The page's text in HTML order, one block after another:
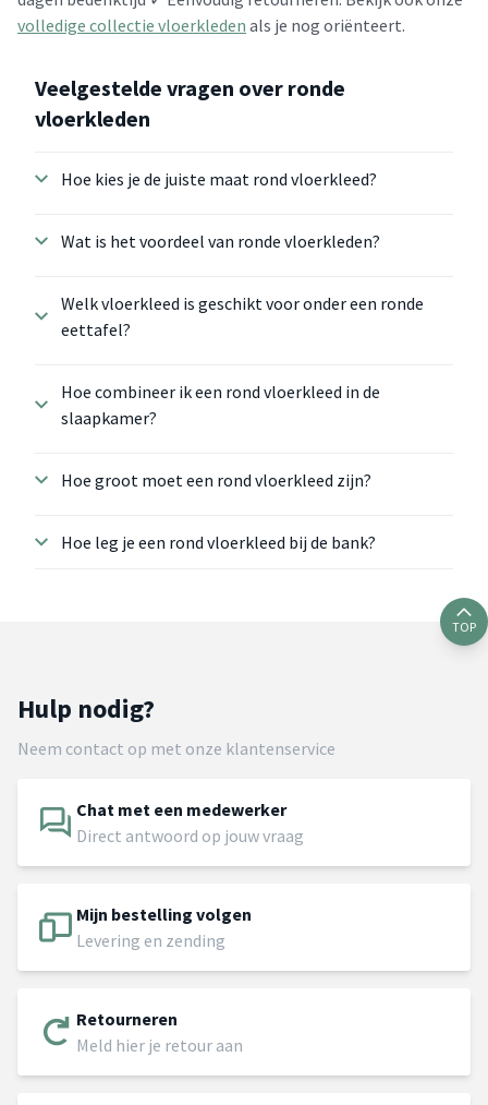
volledige collectie vloerkleden als je nog oriënteert.
Veelgestelde vragen over ronde
vloerkleden
Hoe kies je de juiste maat rond vloerkleed?
Wat is het voordeel van ronde vloerkleden?
Welk vloerkleed is geschikt voor onder een ronde
eettafel?
Hoe combineer ik een rond vloerkleed in de
slaapkamer?
Hoe groot moet een rond vloerkleed zijn?
Hoe leg je een rond vloerkleed bij de bank?
TOP
Hulp nodig?
Neem contact op met onze klantenservice
Chat met een medewerker
Direct antwoord op jouw vraag
Mijn bestelling volgen
Levering en zending
Retourneren
Meld hier je retour aan